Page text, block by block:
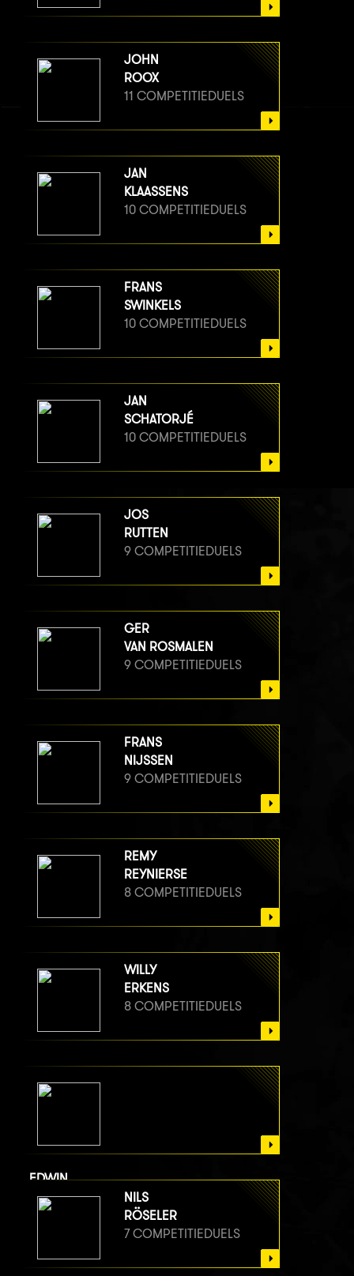
JOHN
ROOX
11 COMPETITIEDUELS
JAN
KLAASSENS
10 COMPETITIEDUELS
FRANS
SWINKELS
10 COMPETITIEDUELS
JAN
SCHATORJÉ
10 COMPETITIEDUELS
JOS
RUTTEN
9 COMPETITIEDUELS
GER
VAN ROSMALEN
9 COMPETITIEDUELS
FRANS
NIJSSEN
9 COMPETITIEDUELS
REMY
REYNIERSE
8 COMPETITIEDUELS
WILLY
ERKENS
8 COMPETITIEDUELS
EDWIN
VAN BERGE HENEGOUWEN
7 COMPETITIEDUELS
NILS
RÖSELER
7 COMPETITIEDUELS